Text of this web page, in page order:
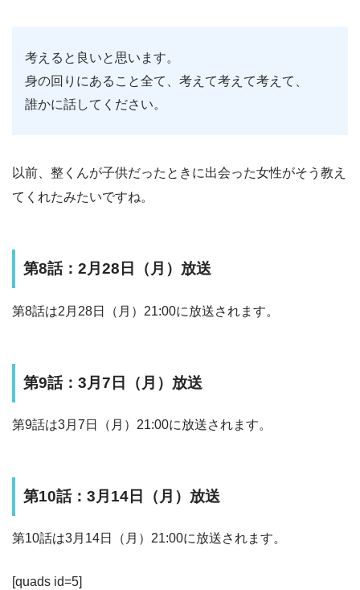
考えると良いと思います。
身の回りにあること全て、考えて考えて考えて、
誰かに話してください。
以前、整くんが子供だったときに出会った女性がそう教え
てくれたみたいですね。
第8話：2月28日（月）放送
第8話は2月28日（月）21:00に放送されます。
第9話：3月7日（月）放送
第9話は3月7日（月）21:00に放送されます。
第10話：3月14日（月）放送
第10話は3月14日（月）21:00に放送されます。
[quads id=5]